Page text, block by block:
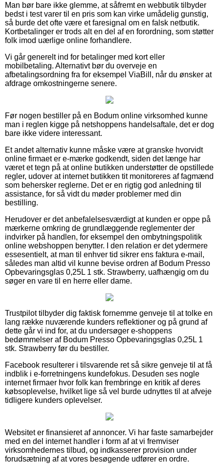
Man bør bare ikke glemme, at såfremt en webbutik tilbyder
bedst i test varer til en pris som kan virke umådelig gunstig,
så burde det ofte være et faresignal om en falsk netbutik.
Kortbetalinger er trods alt en del af en forordning, som støtter
folk imod uærlige online forhandlere.
Vi går generelt ind for betalinger med kort eller
mobilbetaling. Alternativt bør du overveje en
afbetalingsordning fra for eksempel ViaBill, når du ønsker at
afdrage omkostningerne senere.
Før nogen bestiller på en Bodum online virksomhed kunne
man i reglen kigge på netshoppens handelsaftale, det er dog
bare ikke videre interessant.
Et andet alternativ kunne måske være at granske hvorvidt
online firmaet er e-mærke godkendt, siden det længe har
været et tegn på at online butikken understøtter de opstillede
regler, udover at internet butikken tit monitoreres af fagmænd
som behersker reglerne. Det er en rigtig god anledning til
assistance, for så vidt du møder problemer med din
bestilling.
Herudover er det anbefalelsesværdigt at kunden er oppe på
mærkerne omkring de grundlæggende reglementer der
indvirker på handlen, for eksempel den ombytningspolitik
online webshoppen benytter. I den relation er det ydermere
essesentielt, at man til enhver tid sikrer ens faktura e-mail,
således man altid vil kunne bevise ordren af Bodum Presso
Opbevaringsglas 0,25L 1 stk. Strawberry, uafhængig om du
søger en vare til en herre eller dame.
Trustpilot tilbyder dig faktisk fornemme genveje til at tolke en
lang række nuværende kunders reflektioner og på grund af
dette går vi ind for, at du undersøger e-shoppens
bedømmelser af Bodum Presso Opbevaringsglas 0,25L 1
stk. Strawberry før du bestiller.
Facebook resulterer i tilsvarende ret så sikre genveje til at få
indblik i e-forretningens kundefokus. Desuden ses nogle
internet firmaer hvor folk kan frembringe en kritik af deres
købsoplevelse, hvilket lige så vel burde udnyttes til at afveje
tidligere kunders oplevelser.
Websitet er finansieret af annoncer. Vi har faste samarbejder
med en del internet handler i form af at vi fremviser
virksomhedernes tilbud, og indkasserer provision under
forudsætning af at vores besøgende udfører en ordre.